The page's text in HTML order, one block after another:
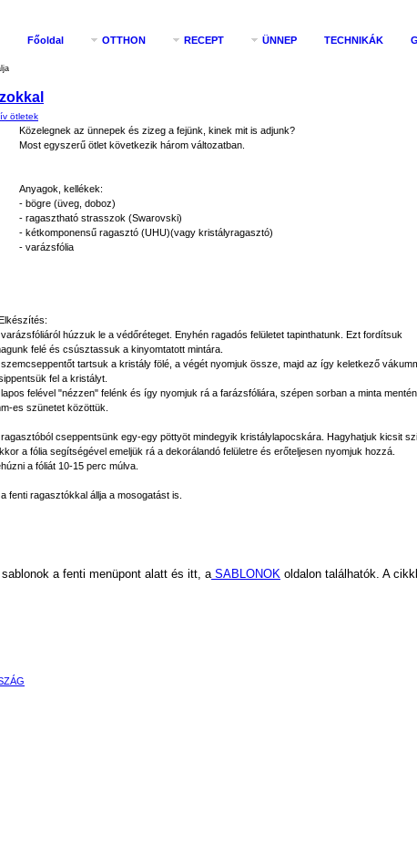
Főoldal OTTHON RECEPT ÜNNEP TECHNIKÁK
ötletek
Közelegnek az ünnepek és zizeg a fejünk, kinek mit is adjunk?
Most egyszerű ötlet következik három változatban.
Anyagok, kellékek:
- bögre (üveg, doboz)
- ragasztható strasszok (Swarovski)
- kétkomponensű ragasztó (UHU)(vagy kristályragasztó)
- varázsfólia
varázsfóliáról húzzuk le a védőréteget. Enyhén ragadós felületet tapinthatunk. Ezt fordítsuk
felé és csúsztassuk a kinyomtatott mintára.
szemcseppentőt tartsuk a kristály fölé, a végét nyomjuk össze, majd az így keletkező
fel a kristályt.
lapos felével "nézzen" felénk és így nyomjuk rá a farázsfóliára, szépen sorban a minta
es szünetet közöttük.
ragasztóból cseppentsünk egy-egy pöttyöt mindegyik kristálylapocskára. Hagyhatjuk kicsit
a fólia segítségével emeljük rá a dekorálandó felületre és erőteljesen nyomjuk hozzá.
a fóliát 10-15 perc múlva.
fenti ragasztókkal állja a mosogatást is.
a fenti menüpont alatt és itt, aSABLONOK oldalon találhatók. A